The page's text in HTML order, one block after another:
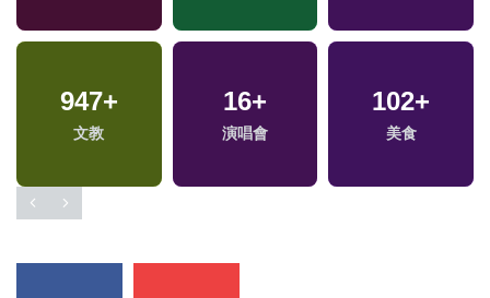
947+
文教
16+
演唱會
102+
美食
30+
司法放大鏡
235+
運動
3+
福建林公信俗文化專